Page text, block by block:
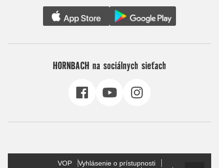
HORNBACH na sociálnych sieťach
VOP
Vyhlásenie o prístupnosti